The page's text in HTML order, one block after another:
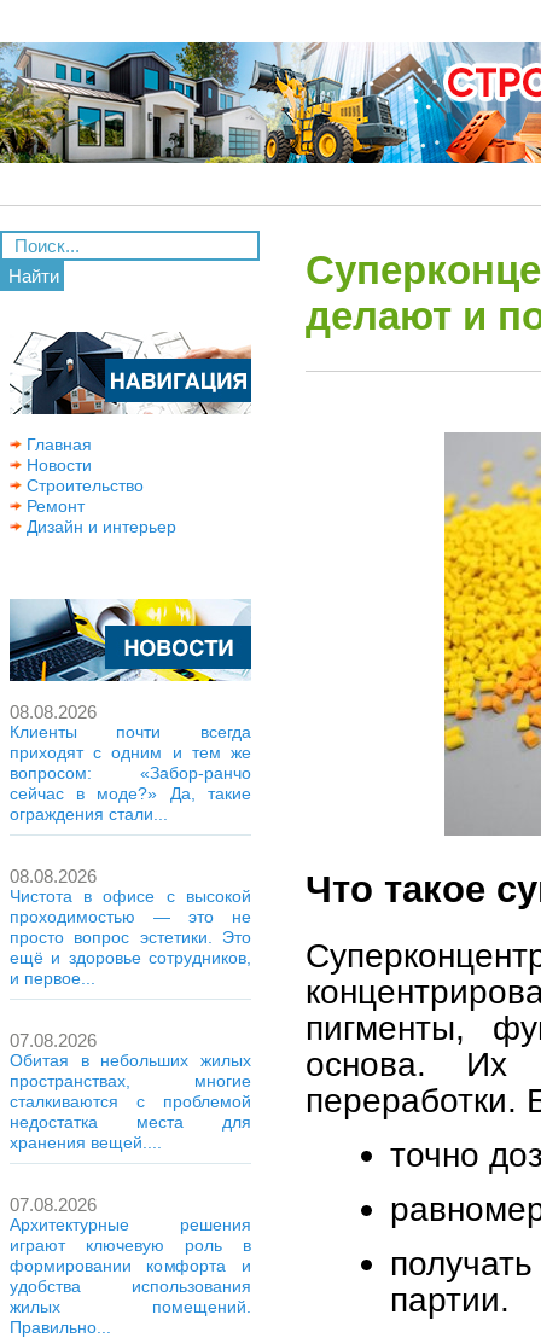
Найти
Главная
Новости
Строительство
Ремонт
Дизайн и интерьер
08.08.2026
Клиенты почти всегда
приходят с одним и тем же
вопросом: «Забор-ранчо
сейчас в моде?» Да, такие
ограждения стали...
08.08.2026
Чистота в офисе с высокой
проходимостью — это не
просто вопрос эстетики. Это
ещё и здоровье сотрудников,
и первое...
07.08.2026
Обитая в небольших жилых
пространствах, многие
сталкиваются с проблемой
недостатка места для
хранения вещей....
07.08.2026
Архитектурные решения
играют ключевую роль в
формировании комфорта и
удобства использования
жилых помещений.
Правильно...
делают и
Что такое
пигменты,
основа. Их
переработки.
точно
партии.